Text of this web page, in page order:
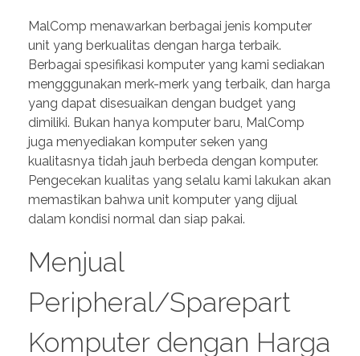
MalComp menawarkan berbagai jenis komputer
unit yang berkualitas dengan harga terbaik.
Berbagai spesifikasi komputer yang kami sediakan
mengggunakan merk-merk yang terbaik, dan harga
yang dapat disesuaikan dengan budget yang
dimiliki. Bukan hanya komputer baru, MalComp
juga menyediakan komputer seken yang
kualitasnya tidah jauh berbeda dengan komputer.
Pengecekan kualitas yang selalu kami lakukan akan
memastikan bahwa unit komputer yang dijual
dalam kondisi normal dan siap pakai.
Menjual
Peripheral/Sparepart
Komputer dengan Harga